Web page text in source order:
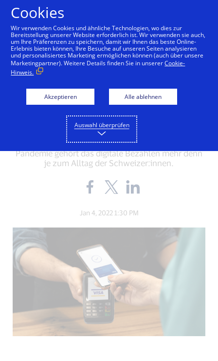
RESEARCH + INSIGHTS
Visa Payment Monitor:
So digital bezahlt die
Schweiz
Knapp zwei Jahre nach Beginn der Corona-
Pandemie gehört das digitale Bezahlen mehr denn
je zum Alltag der Schweizer:innen.
Share
the
on
Facebook
new
window).
Share
the
on
Twitter
window).
Jan 4, 2022 1:30 PM
Cookies
Wir verwenden Cookies und ähnliche Technologien, wo dies zur
Bereitstellung unserer Website erforderlich ist. Wir verwenden sie auch,
um Ihre Präferenzen zu speichern, damit wir Ihnen das beste Online-
Erlebnis bieten können, Ihre Besuche auf unseren Seiten analysieren
und personalisiertes Marketing ermöglichen können (auch über unsere
Marketingpartner). Weitere Details finden Sie in unsererCookie-
Hinweis.
Akzeptieren Alle ablehnen
Auswahl überprüfen